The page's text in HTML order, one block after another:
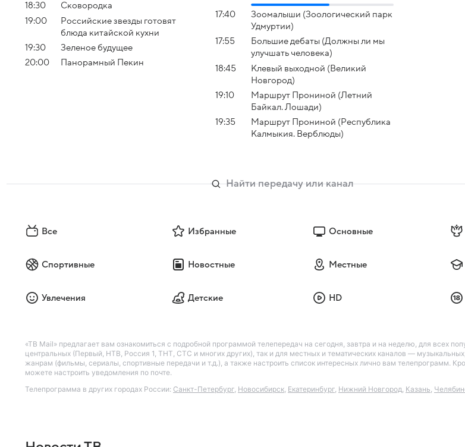
18:30
Сковородка
19:00
Российские звезды готовят
блюда китайской кухни
19:30
Зеленое будущее
20:00
Панорамный Пекин
17:40
Зоомалыши (Зоологический парк
Удмуртии)
17:55
Большие дебаты (Должны ли мы
улучшать человека)
18:45
Клевый выходной (Великий
Новгород)
19:10
Маршрут Прониной (Летний
Байкал. Лошади)
19:35
Маршрут Прониной (Республика
Калмыкия. Верблюды)
Все Избранные Основные
Спортивные Новостные Местные
Увлечения Детские HD
«ТВ Mail» предлагает вам ознакомиться с подробной программой телепередач на сегодня, завтра и на неделю, для всех
центральных (Первый, НТВ, Россия 1, ТНТ, СТС и многих других), так и для местных и тематических каналов —
жанрам (фильмы, сериалы, спортивные передачи и т.д.), а также настроить список интересных лично вам телепрограмм.
можете настроить уведомления по почте.
Телепрограмма в других городах России: Санкт-Петербург Новосибирск Екатеринбург Нижний Новгород Казань